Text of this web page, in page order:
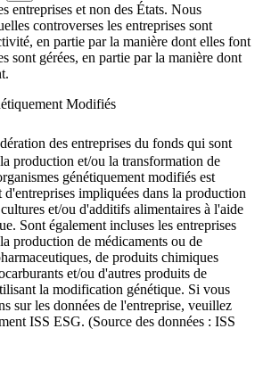
entreprises et non des États. Nous
controverses les entreprises sont
en partie par la manière dont elles font
sont gérées, en partie par la manière dont
Modifiés
des entreprises du fonds qui sont
production et/ou la transformation de
génétiquement modifiés est
impliquées dans la production
et/ou d'additifs alimentaires à l'aide
Sont également incluses les entreprises
production de médicaments ou de
de produits chimiques
et/ou d'autres produits de
la modification génétique. Si vous
sur les données de l'entreprise, veuillez
ISS ESG. (Source des données : ISS